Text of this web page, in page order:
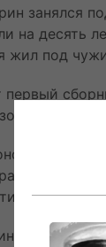
занялся
на десять
жил под
первый
думали,
с
и
23 ноября